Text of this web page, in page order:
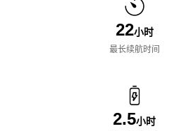
22小时
最长续航时间
2.5小时